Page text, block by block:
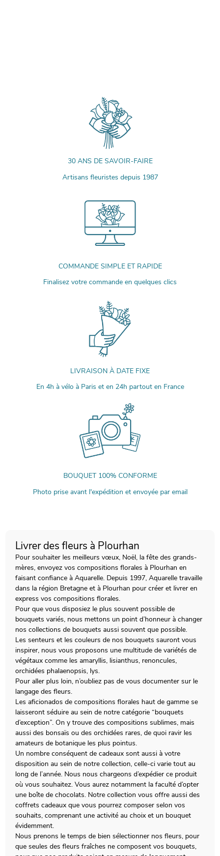
30 ANS DE SAVOIR-FAIRE
Artisans fleuristes depuis 1987
COMMANDE SIMPLE ET RAPIDE
Finalisez votre commande en quelques clics
LIVRAISON À DATE FIXE
En 4h à vélo à Paris et en 24h partout en France
BOUQUET 100% CONFORME
Photo prise avant l'expédition et envoyée par email
Livrer des fleurs à Plourhan
Pour souhaiter les meilleurs vœux, Noël, la fête des grands-
mères, envoyez vos compositions florales à Plourhan en
faisant confiance à Aquarelle. Depuis 1997, Aquarelle travaille
dans la région Bretagne et à Plourhan pour créer et livrer en
express vos compositions florales.
Pour que vous disposiez le plus souvent possible de
bouquets variés, nous mettons un point d’honneur à changer
nos collections de bouquets aussi souvent que possible.
Les senteurs et les couleurs de nos bouquets sauront vous
inspirer, nous vous proposons une multitude de variétés de
végétaux comme les amaryllis, lisianthus, renoncules,
orchidées phalaenopsis, lys.
Pour aller plus loin, n’oubliez pas de vous documenter sur le
langage des fleurs.
Les aficionados de compositions florales haut de gamme se
laisseront séduire au sein de notre catégorie “bouquets
d’exception”. On y trouve des compositions sublimes, mais
aussi des bonsaïs ou des orchidées rares, de quoi ravir les
amateurs de botanique les plus pointus.
Un nombre conséquent de cadeaux sont aussi à votre
disposition au sein de notre collection, celle-ci varie tout au
long de l’année. Nous nous chargeons d’expédier ce produit
où vous souhaitez. Vous aurez notamment la faculté d’opter
une boîte de chocolats. Notre collection vous offre aussi des
coffrets cadeaux que vous pourrez composer selon vos
souhaits, comprenant une activité au choix et un bouquet
évidemment.
Nous prenons le temps de bien sélectionner nos fleurs, pour
que seules des fleurs fraîches ne composent vos bouquets,